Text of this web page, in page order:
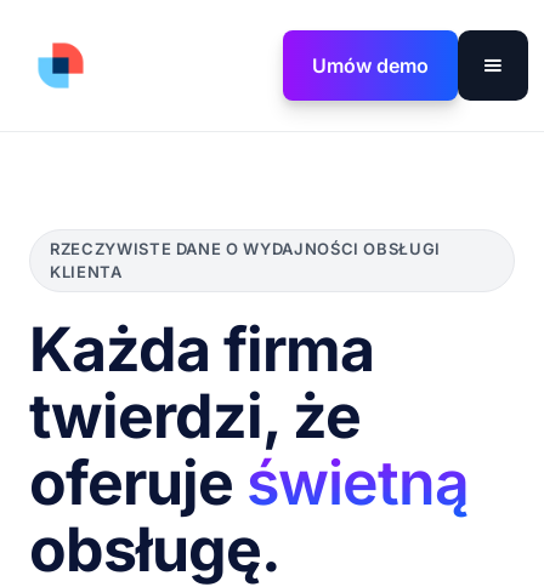
Umów demo
RZECZYWISTE DANE O WYDAJNOŚCI OBSŁUGI
KLIENTA
Każda firma
twierdzi, że
oferuje świetną
obsługę.